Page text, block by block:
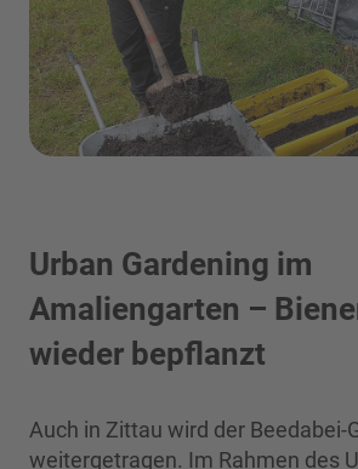
Urban Gardening im
Amaliengarten –
wieder bepflanzt
Auch in Zittau wird der Beedabei-
weitergetragen. Im Rahmen des